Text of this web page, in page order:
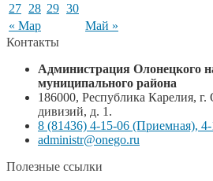
« Мар Май »
27 28 29 30
Контакты
Администрация Олонецкого
муниципального района
186000, Республика Карелия,
дивизий, д. 1.
8 (81436) 4-15-06 (Приемная),
administr@onego.ru
Полезные ссылки